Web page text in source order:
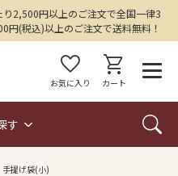
り2,500円以上のご注文で全国一律3
(税込)以上のご注文で送料無料！
favorite
お気に入り
shopping_cart
カート
す
手提げ袋(小)